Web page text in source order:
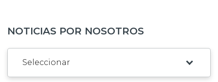
NOTICIAS POR NOSOTROS